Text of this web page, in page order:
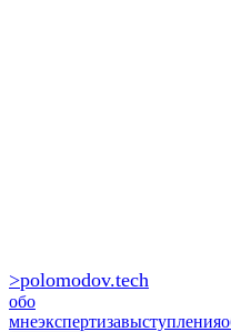
>polomodov.tech
обо
мнеэкспертизавыступления